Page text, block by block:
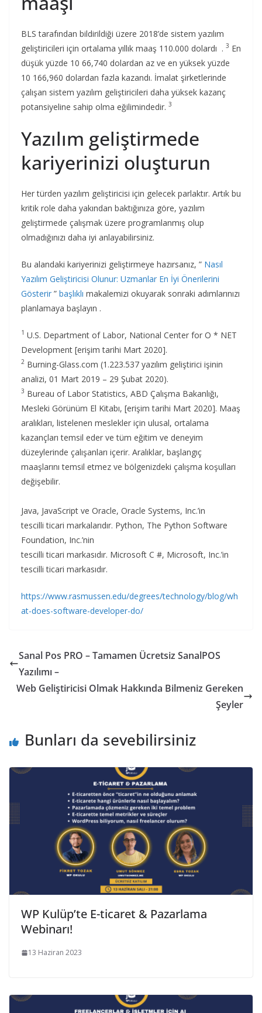
BLS tarafından bildirildiği üzere 2018’de sistem yazılım
geliştiricileri için ortalama yıllık maaş 110.000 dolardı . 3 En
düşük yüzde 10 66,740 dolardan az ve en yüksek yüzde
10 166,960 dolardan fazla kazandı. İmalat şirketlerinde
çalışan sistem yazılım geliştiricileri daha yüksek kazanç
potansiyeline sahip olma eğilimindedir. 3
Yazılım geliştirmede
kariyerinizi oluşturun
Her türden yazılım geliştiricisi için gelecek parlaktır. Artık bu
kritik role daha yakından baktığınıza göre, yazılım
geliştirmede çalışmak üzere programlanmış olup
olmadığınızı daha iyi anlayabilirsiniz.
Bu alandaki kariyerinizi geliştirmeye hazırsanız, ” Nasıl
Yazılım Geliştiricisi Olunur: Uzmanlar En İyi Önerilerini
Gösterir ” başlıklı makalemizi okuyarak sonraki adımlarınızı
planlamaya başlayın .
1 U.S. Department of Labor, National Center for O * NET
Development [erişim tarihi Mart 2020].
2 Burning-Glass.com (1.223.537 yazılım geliştirici işinin
analizi, 01 Mart 2019 – 29 Şubat 2020).
3 Bureau of Labor Statistics, ABD Çalışma Bakanlığı,
Mesleki Görünüm El Kitabı, [erişim tarihi Mart 2020]. Maaş
aralıkları, listelenen meslekler için ulusal, ortalama
kazançları temsil eder ve tüm eğitim ve deneyim
düzeylerinde çalışanları içerir. Aralıklar, başlangıç ​​
maaşlarını temsil etmez ve bölgenizdeki çalışma koşulları
değişebilir.
Java, JavaScript ve Oracle, Oracle Systems, Inc.’in
tescilli ticari markalarıdır. Python, The Python Software
Foundation, Inc.’nin
tescilli ticari markasıdır. Microsoft C #, Microsoft, Inc.’in
tescilli ticari markasıdır.
https://www.rasmussen.edu/degrees/technology/blog/wh
at-does-software-developer-do/
Sanal Pos PRO – Tamamen Ücretsiz SanalPOS
Yazılımı –
Web Geliştiricisi Olmak Hakkında Bilmeniz Gereken
Şeyler
Bunları da sevebilirsiniz
WP Kulüp’te E-ticaret & Pazarlama
Webinarı!
13 Haziran 2023